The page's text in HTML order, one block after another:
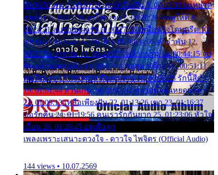
00:06:50 คน 4. 00:10:36 บุญเหลือเกิน 5. 00:13:58 ฝนหยาด
สุดท้าย 6. 00:17:30 ยาใจยาจก 7. 00:20:30 คิดดูให้ดี 8.
00:24:21 ลบรอยแผลรัก 9. 00:27:35 เหมือนใจโดนกรีด 10.
00:30:54 ขบวนการเปาเปียว 11. 00:34:05 คำรำพัน 12.
00:37:20 ปาหนัน 13. 00:40:37 ใจเจ้ากรรม 14. 00:44:15 จูบ
ฉันแล้วจงตายเสีย 15. 00:47:24 ขอสูมาเต๊อะ 16. 00:51:11
คนใจมาร 17. 00:54:50 คืนทรมาน 18. 00:58:25 รักนี้สีดำ
19. 01:01:44 ส่วนเกิน 20. 01:05:42 หยาดน้ำฝนหยดน้ำตา
21. 01:09:13 เหลือเพียงฝัน 22. 01:13:26 เขา 23. 01:16:37
ขอรักคืน 24. 01:19:56 คนเรารักกันยาก 25. 01:23:06 หัวใจ
เถื่อน 26. 01:26:45 อยู่เพื่อลูก
เพลงเพราะเสนาะดวงใจ - ดาวใจ ไพจิตร (Official Audio)
144 views • 10.07.2569